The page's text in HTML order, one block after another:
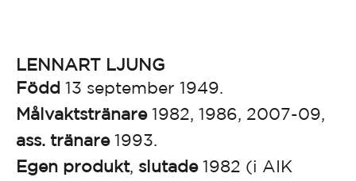
LENNART LJUNG
Född 13 september 1949.
Målvaktstränare1982, 1986, 2007-09,
ass. tränare1993.
Egen produkt, slutade1982 (i AIK